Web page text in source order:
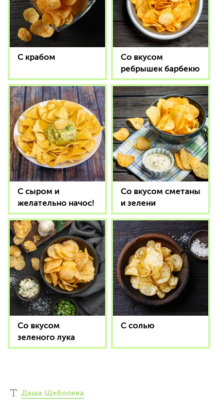
С крабом
Со вкусом
ребрышек барбекю
С сыром и
желательно начос!
Со вкусом сметаны
и зелени
Со вкусом
зеленого лука
С солью
Даша Щеболева